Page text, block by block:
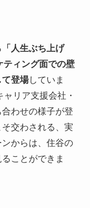
「人生ぶち上げ
ィング面での壁
登場していま
リア支援会社・
わせの様子が登
交わされる、実
からは、住谷の
ことができま